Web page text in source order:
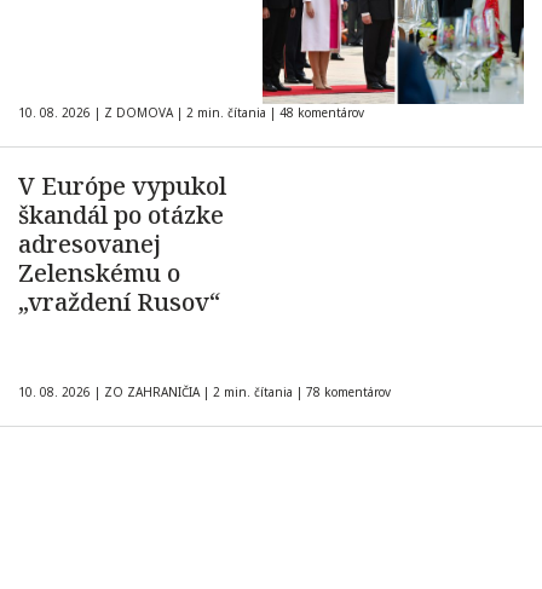
10. 08. 2026 | Z DOMOVA | 2 min. čítania | 48 komentárov
V Európe vypukol
škandál po otázke
adresovanej
Zelenskému o
„vraždení Rusov“
10. 08. 2026 | ZO ZAHRANIČIA | 2 min. čítania | 78 komentárov